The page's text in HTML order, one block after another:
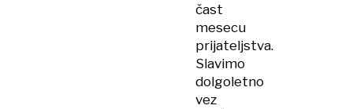
čast
mesecu
prijateljstva.
Slavimo
dolgoletno
vez